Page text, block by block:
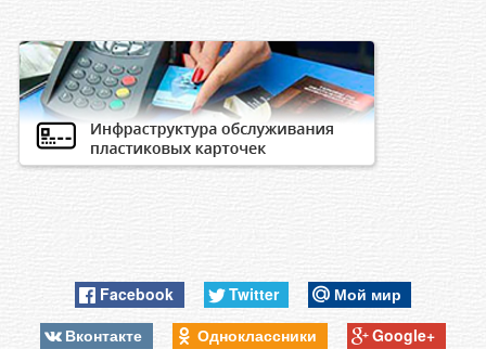
1990-1990
гг. -
Заместитель Председателя Совета
Министров Узбекской ССР – Председатель
Госплана Узбекской ССР
Заместитель Председателя Кабинета
2000-2002
гг. -
Хоким Кашкадарьинской области
Facebook Twitter
Мой мир
Вконтакте
Одноклассники Google+